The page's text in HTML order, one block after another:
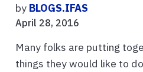
by BLOGS.IFAS
April 28, 2016
Many folks are putting
things they would like to